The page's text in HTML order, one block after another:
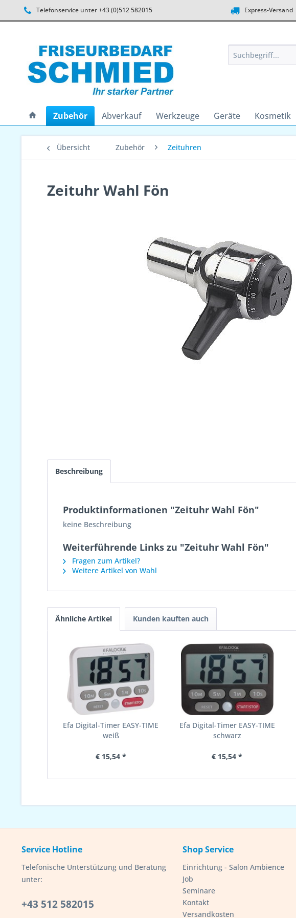
Telefonservice unter +43 (0)512 582015 Express-Versand
Zubehör Abverkauf Werkzeuge Geräte Kosmetik
Übersicht Zubehör Zeituhren
Zeituhr Wahl Fön
Beschreibung
Produktinformationen "Zeituhr Wahl Fön"
keine Beschreibung
Weiterführende Links zu "Zeituhr Wahl Fön"
Fragen zum Artikel?
Weitere Artikel von Wahl
Ähnliche Artikel Kunden kauften auch
Efa Digital-Timer EASY-TIME
weiß
€ 15,54 *
Efa Digital-Timer EASY-TIME
schwarz
€ 15,54 *
Service Hotline
Telefonische Unterstützung und Beratung
unter:
+43 512 582015
Shop Service
Einrichtung - Salon Ambience
Job
Seminare
Kontakt
Versandkosten